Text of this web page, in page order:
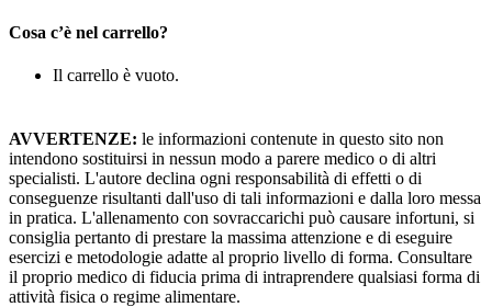
Cosa c’è nel carrello?
Il carrello è vuoto.
AVVERTENZE: le informazioni contenute in questo sito non
intendono sostituirsi in nessun modo a parere medico o di altri
specialisti. L'autore declina ogni responsabilità di effetti o di
conseguenze risultanti dall'uso di tali informazioni e dalla loro messa
in pratica. L'allenamento con sovraccarichi può causare infortuni, si
consiglia pertanto di prestare la massima attenzione e di eseguire
esercizi e metodologie adatte al proprio livello di forma. Consultare
il proprio medico di fiducia prima di intraprendere qualsiasi forma di
attività fisica o regime alimentare.